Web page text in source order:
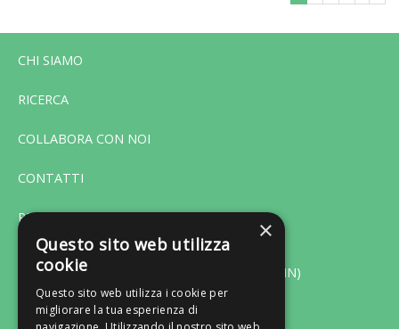
CHI SIAMO
RICERCA
COLLABORA CON NOI
CONTATTI
PRIVACY
Via F. Bonfiglio 33 - 46042 Castel Goffredo (MN)
Tel. 0376-775130 - Fax 0376-770151
×
Questo sito web utilizza
cookie
Questo sito web utilizza i cookie per
migliorare la tua esperienza di